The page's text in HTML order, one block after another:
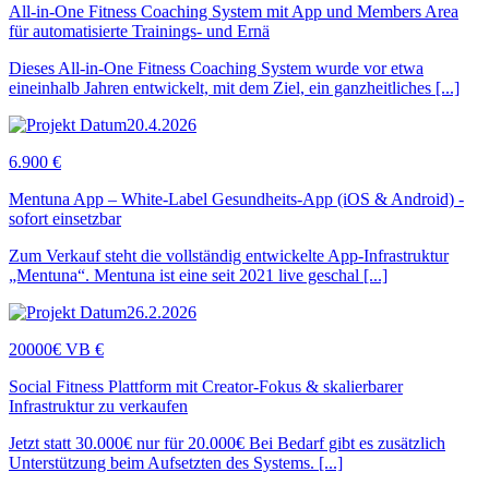
All-in-One Fitness Coaching System mit App und Members Area
für automatisierte Trainings- und Ernä
Dieses All-in-One Fitness Coaching System wurde vor etwa
eineinhalb Jahren entwickelt, mit dem Ziel, ein ganzheitliches [...]
20.4.2026
6.900 €
Mentuna App – White-Label Gesundheits-App (iOS & Android) -
sofort einsetzbar
Zum Verkauf steht die vollständig entwickelte App-Infrastruktur
„Mentuna“. Mentuna ist eine seit 2021 live geschal [...]
26.2.2026
20000€ VB €
Social Fitness Plattform mit Creator-Fokus & skalierbarer
Infrastruktur zu verkaufen
Jetzt statt 30.000€ nur für 20.000€ Bei Bedarf gibt es zusätzlich
Unterstützung beim Aufsetzten des Systems. [...]